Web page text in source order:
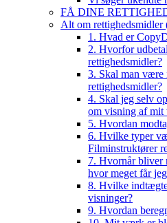
FÅ DINE
Alt om rettighedsmidler
1. Hvad er
2. Hvorfor
rettighedsmidler?
3. Skal man være
rettighedsmidler?
4. Skal jeg selv
om visning af
5. Hvordan
6. Hvilke typer
Filminstruktører
7. Hvornår bliver
hvor meget får
8. Hvilke
visninger?
9. Hvordan